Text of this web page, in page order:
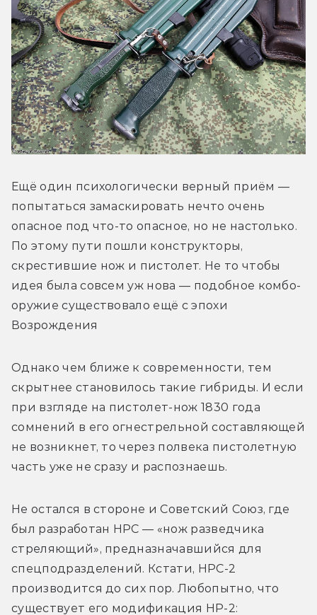
Ещё один психологически верный приём —
попытаться замаскировать нечто очень
опасное под что-то опасное, но не настолько.
По этому пути пошли конструкторы,
скрестившие нож и пистолет. Не то чтобы
идея была совсем уж нова — подобное комбо-
оружие существовало ещё с эпохи
Возрождения
Однако чем ближе к современности, тем
скрытнее становилось такие гибриды. И если
при взгляде на пистолет-нож 1830 года
сомнений в его огнестрельной составляющей
не возникнет, то через полвека пистолетную
часть уже не сразу и распознаешь.
Не остался в стороне и Советский Союз, где
был разработан НРС — «нож разведчика
стреляющий», предназначавшийся для
спецподразделений. Кстати, НРС-2
производится до сих пор. Любопытно, что
существует его модификация НР-2: